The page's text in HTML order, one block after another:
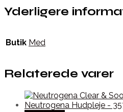
Yderligere
Butik Med
Relaterede varer